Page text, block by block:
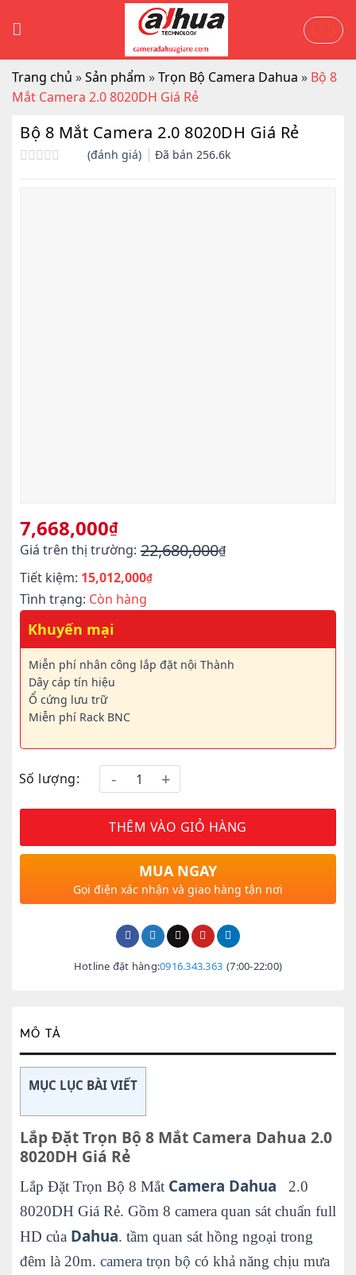
Trang chủ »Sản phẩm »Trọn Bộ Camera Dahua » Bộ 8
Mắt Camera 2.0 8020DH Giá Rẻ
Bộ 8 Mắt Camera 2.0 8020DH Giá Rẻ
(đánh giá) Đã bán 256.6k
22,680,000₫
gốc
là:
22,680,000₫.
7,668,000₫
hiện
tại
là:
7,668,000₫.
Giá trên thị trường:
Tiết kiệm: 15,012,000₫
Tình trạng: Còn hàng
Khuyến mại
Miễn phí nhân công lắp đặt nội Thành
Dây cáp tín hiệu
Ổ cứng lưu trữ
Miễn phí Rack BNC
Số lượng:
THÊM VÀO GIỎ HÀNG
MUA NGAY
Gọi điện xác nhận và giao hàng tận nơi
Hotline đặt hàng:0916.343.363 (7:00-22:00)
MÔ TẢ
MỤC LỤC BÀI VIẾT
Lắp Đặt Trọn Bộ 8 Mắt Camera Dahua 2.0
8020DH Giá Rẻ
Lắp Đặt Trọn Bộ 8 Mắt Camera Dahua 2.0
8020DH Giá Rẻ. Gồm 8 camera quan sát chuẩn full
HD của Dahua. tầm quan sát hồng ngoại trong
đêm là 20m. camera trọn bộ có khả năng chịu mưa